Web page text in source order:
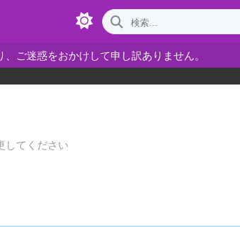
ご迷惑をおかけして申し訳ありません。
してください